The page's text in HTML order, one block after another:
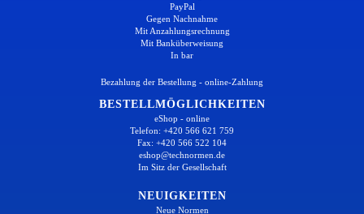
PayPal
Gegen Nachnahme
Mit Anzahlungsrechnung
Mit Banküberweisung
In bar
Bezahlung der Bestellung - online-Zahlung
BESTELLMÖGLICHKEITEN
eShop - online
Telefon: +420 566 621 759
Fax: +420 566 522 104
eshop@technormen.de
Im Sitz der Gesellschaft
NEUIGKEITEN
Neue Normen